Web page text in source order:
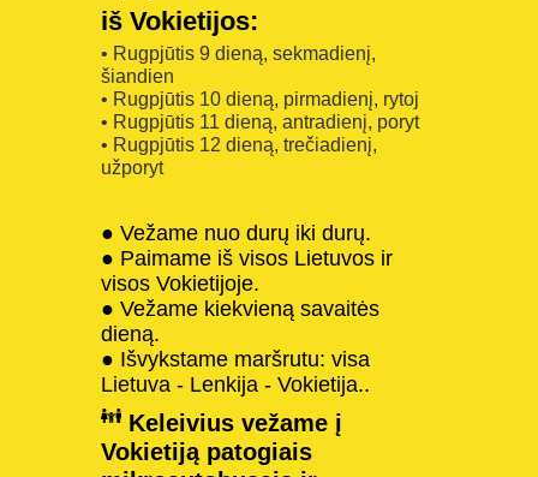
iš Vokietijos:
• Rugpjūtis 9 dieną, sekmadienį,
šiandien
• Rugpjūtis 10 dieną, pirmadienį, rytoj
• Rugpjūtis 11 dieną, antradienį, poryt
• Rugpjūtis 12 dieną, trečiadienį,
užporyt
● Vežame nuo durų iki durų.
● Paimame iš visos Lietuvos ir
visos Vokietijoje.
● Vežame kiekvieną savaitės
dieną.
● Išvykstame maršrutu: visa
Lietuva - Lenkija - Vokietija..
Keleivius vežame į
Vokietiją patogiais